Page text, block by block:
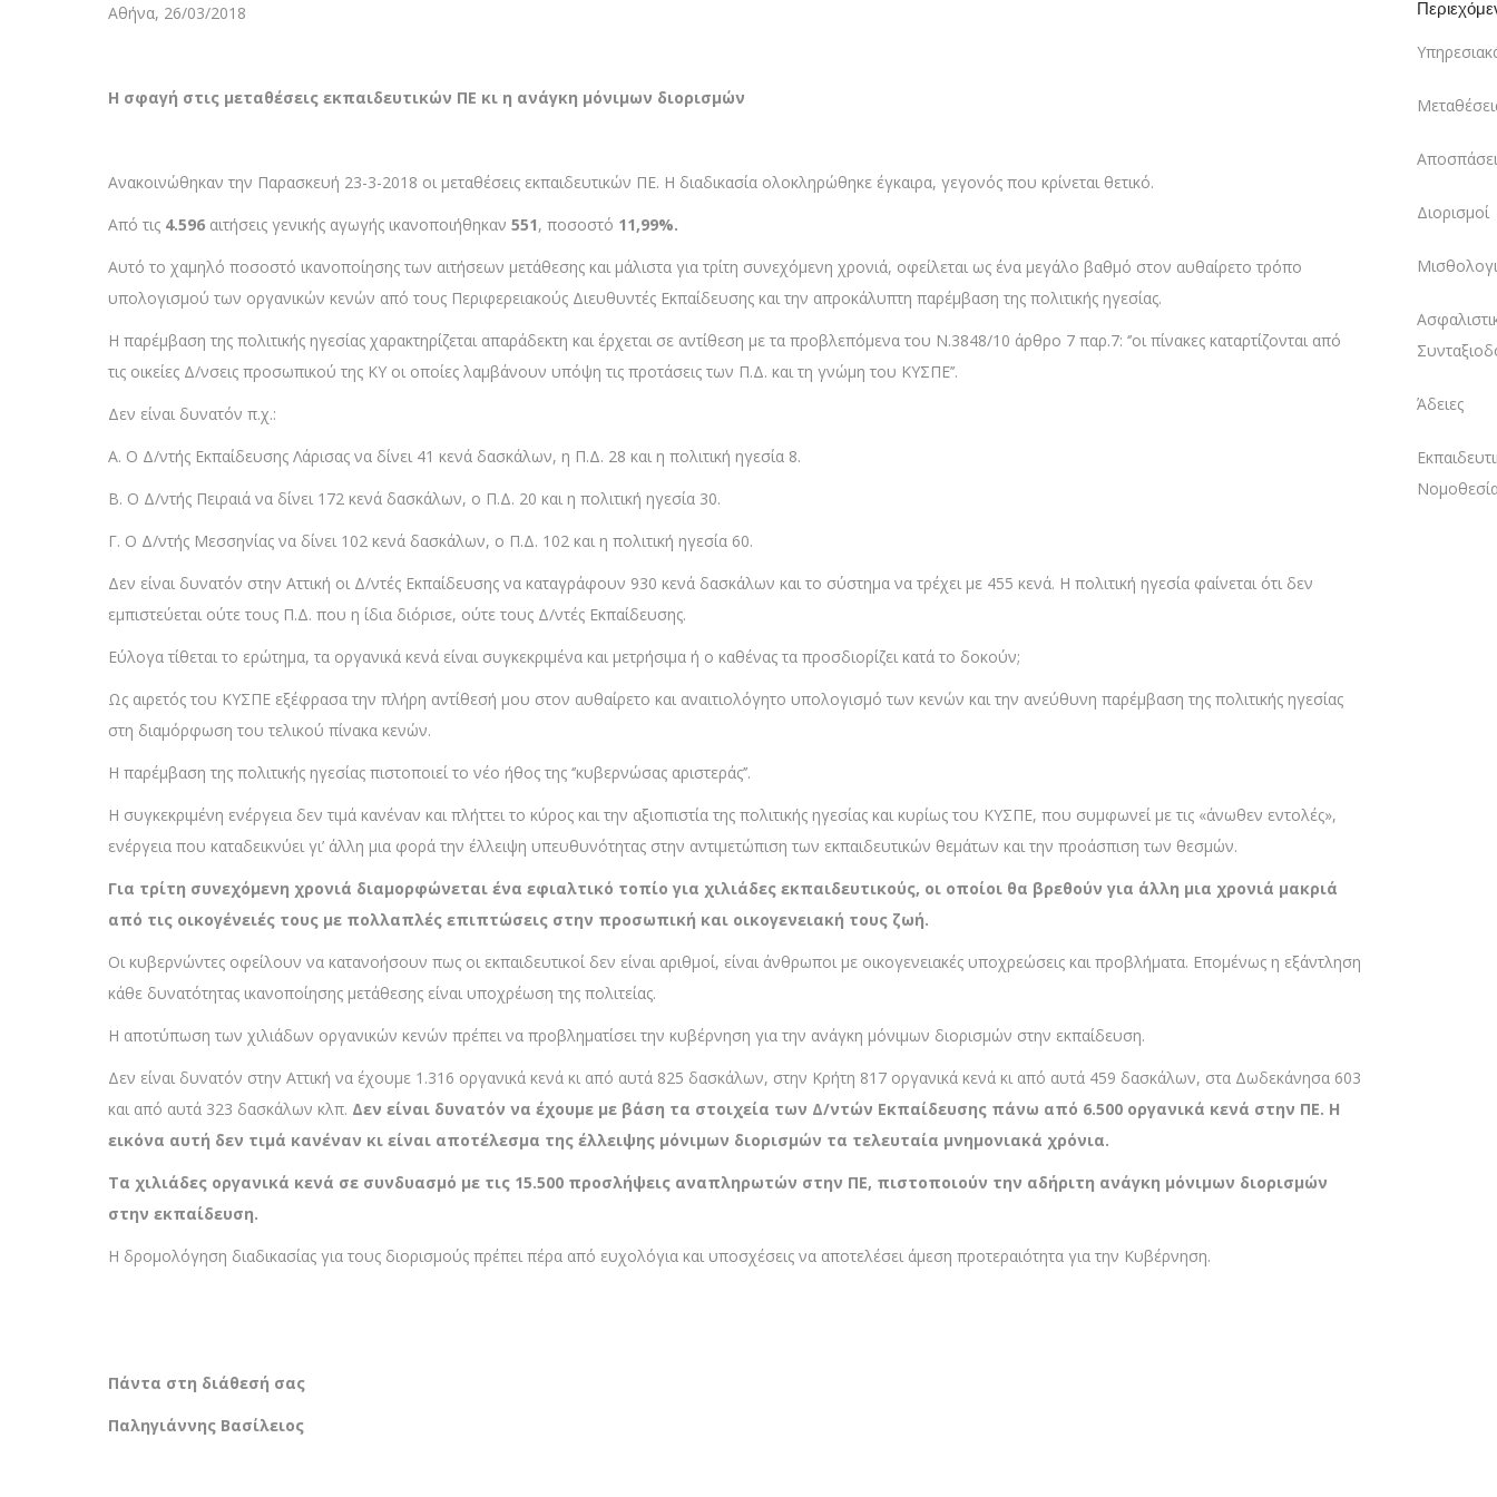
Αθήνα, 26/03/2018
Η σφαγή στις μεταθέσεις εκπαιδευτικών ΠΕ κι η ανάγκη μόνιμων διορισμών
Ανακοινώθηκαν την Παρασκευή 23-3-2018 οι μεταθέσεις εκπαιδευτικών ΠΕ. Η διαδικασία ολοκληρώθηκε έγκαιρα, γεγονός που κρίνεται θετικό.
Από τις 4.596 αιτήσεις γενικής αγωγής ικανοποιήθηκαν 551, ποσοστό 11,99%.
Αυτό το χαμηλό ποσοστό ικανοποίησης των αιτήσεων μετάθεσης και μάλιστα για τρίτη συνεχόμενη χρονιά, οφείλεται ως ένα μεγάλο βαθμό στον αυθαίρετο τρόπο
υπολογισμού των οργανικών κενών από τους Περιφερειακούς Διευθυντές Εκπαίδευσης και την απροκάλυπτη παρέμβαση της πολιτικής ηγεσίας.
Η παρέμβαση της πολιτικής ηγεσίας χαρακτηρίζεται απαράδεκτη και έρχεται σε αντίθεση με τα προβλεπόμενα του Ν.3848/10 άρθρο 7 παρ.7: ‘’οι πίνακες καταρτίζονται από
τις οικείες Δ/νσεις προσωπικού της ΚΥ οι οποίες λαμβάνουν υπόψη τις προτάσεις των Π.Δ. και τη γνώμη του ΚΥΣΠΕ’’.
Δεν είναι δυνατόν π.χ.:
Α. Ο Δ/ντής Εκπαίδευσης Λάρισας να δίνει 41 κενά δασκάλων, η Π.Δ. 28 και η πολιτική ηγεσία 8.
Β. Ο Δ/ντής Πειραιά να δίνει 172 κενά δασκάλων, ο Π.Δ. 20 και η πολιτική ηγεσία 30.
Γ. Ο Δ/ντής Μεσσηνίας να δίνει 102 κενά δασκάλων, ο Π.Δ. 102 και η πολιτική ηγεσία 60.
Δεν είναι δυνατόν στην Αττική οι Δ/ντές Εκπαίδευσης να καταγράφουν 930 κενά δασκάλων και το σύστημα να τρέχει με 455 κενά. Η πολιτική ηγεσία φαίνεται ότι δεν
εμπιστεύεται ούτε τους Π.Δ. που η ίδια διόρισε, ούτε τους Δ/ντές Εκπαίδευσης.
Εύλογα τίθεται το ερώτημα, τα οργανικά κενά είναι συγκεκριμένα και μετρήσιμα ή ο καθένας τα προσδιορίζει κατά το δοκούν;
Ως αιρετός του ΚΥΣΠΕ εξέφρασα την πλήρη αντίθεσή μου στον αυθαίρετο και αναιτιολόγητο υπολογισμό των κενών και την ανεύθυνη παρέμβαση της πολιτικής ηγεσίας
στη διαμόρφωση του τελικού πίνακα κενών.
Η παρέμβαση της πολιτικής ηγεσίας πιστοποιεί το νέο ήθος της ‘’κυβερνώσας αριστεράς’’.
Η συγκεκριμένη ενέργεια δεν τιμά κανέναν και πλήττει το κύρος και την αξιοπιστία της πολιτικής ηγεσίας και κυρίως του ΚΥΣΠΕ, που συμφωνεί με τις «άνωθεν εντολές»,
ενέργεια που καταδεικνύει γι’ άλλη μια φορά την έλλειψη υπευθυνότητας στην αντιμετώπιση των εκπαιδευτικών θεμάτων και την προάσπιση των θεσμών.
Για τρίτη συνεχόμενη χρονιά διαμορφώνεται ένα εφιαλτικό τοπίο για χιλιάδες εκπαιδευτικούς, οι οποίοι θα βρεθούν για άλλη μια χρονιά μακριά
από τις οικογένειές τους με πολλαπλές επιπτώσεις στην προσωπική και οικογενειακή τους ζωή.
Οι κυβερνώντες οφείλουν να κατανοήσουν πως οι εκπαιδευτικοί δεν είναι αριθμοί, είναι άνθρωποι με οικογενειακές υποχρεώσεις και προβλήματα. Επομένως η εξάντληση
κάθε δυνατότητας ικανοποίησης μετάθεσης είναι υποχρέωση της πολιτείας.
Η αποτύπωση των χιλιάδων οργανικών κενών πρέπει να προβληματίσει την κυβέρνηση για την ανάγκη μόνιμων διορισμών στην εκπαίδευση.
Δεν είναι δυνατόν στην Αττική να έχουμε 1.316 οργανικά κενά κι από αυτά 825 δασκάλων, στην Κρήτη 817 οργανικά κενά κι από αυτά 459 δασκάλων, στα Δωδεκάνησα 603
και από αυτά 323 δασκάλων κλπ. Δεν είναι δυνατόν να έχουμε με βάση τα στοιχεία των Δ/ντών Εκπαίδευσης πάνω από 6.500 οργανικά κενά στην ΠΕ. Η
εικόνα αυτή δεν τιμά κανέναν κι είναι αποτέλεσμα της έλλειψης μόνιμων διορισμών τα τελευταία μνημονιακά χρόνια.
Τα χιλιάδες οργανικά κενά σε συνδυασμό με τις 15.500 προσλήψεις αναπληρωτών στην ΠΕ, πιστοποιούν την αδήριτη ανάγκη μόνιμων διορισμών
στην εκπαίδευση.
Η δρομολόγηση διαδικασίας για τους διορισμούς πρέπει πέρα από ευχολόγια και υποσχέσεις να αποτελέσει άμεση προτεραιότητα για την Κυβέρνηση.
Πάντα στη διάθεσή σας
Παληγιάννης Βασίλειος
Διορισμοί
Άδειες